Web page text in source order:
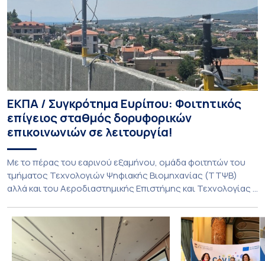
ΕΚΠΑ / Συγκρότημα Ευρίπου: Φοιτητικός
επίγειος σταθμός δορυφορικών
επικοινωνιών σε λειτουργία!
Με το πέρας του εαρινού εξαμήνου, ομάδα φοιτητών του
τμήματος Τεχνολογιών Ψηφιακής Βιομηχανίας (ΤΤΨΒ)
αλλά και του Αεροδιαστημικής Επιστήμης και Τεχνολογίας
δορυφορικών σημάτων. Ο σταθμός λειτουργεί πλέον στο
Συγκρότημα Ευρίπου και εντάσσεται στο παγκόσμιο δίκτυο
SatNOGS. Η ιδέα προέκυψε έπειτα από την επίσκεψη
φοιτητών του ΤΤΨΒ στο Open Source […]